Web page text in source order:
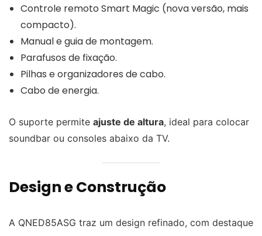
Controle remoto Smart Magic (nova versão, mais
compacto).
Manual e guia de montagem.
Parafusos de fixação.
Pilhas e organizadores de cabo.
Cabo de energia.
O suporte permite ajuste de altura, ideal para colocar
soundbar ou consoles abaixo da TV.
Design e Construção
A QNED85ASG traz um design refinado, com destaque